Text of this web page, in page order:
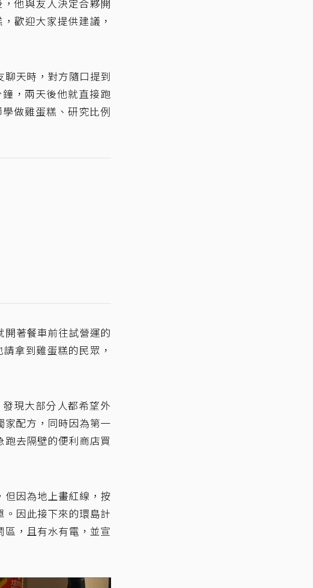
他與友人決定合夥開
歡迎大家提供建議，
天時，對方隨口提到
，兩天後他就直接跑
做雞蛋糕、研究比例
著餐車前往試營運的
拿到雞蛋糕的民眾，
現大部分人都希望外
配方，同時因為第一
去隔壁的便利商店買
因為地上畫紅線，按
因此接下來的環島計
，且有水有電，並宣